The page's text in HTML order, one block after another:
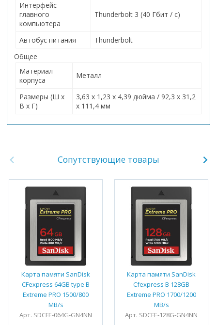
Интерфейс
главного
компьютера
Thunderbolt 3 (40 Гбит / с)
Автобус питания
Thunderbolt
Общее
Материал
корпуса
Металл
Размеры (Ш x
В x Г)
3,63 x 1,23 x 4,39 дюйма / 92,3 x 31,2
x 111,4 мм
Сопутствующие товары
Карта памяти SanDisk
CFexpress 64GB type B
Extreme PRO 1500/800
MB/s
Арт. SDCFE-064G-GN4NN
Карта памяти SanDisk
Cfexpress B 128GB
Extreme PRO 1700/1200
MB/s
Арт. SDCFE-128G-GN4NN